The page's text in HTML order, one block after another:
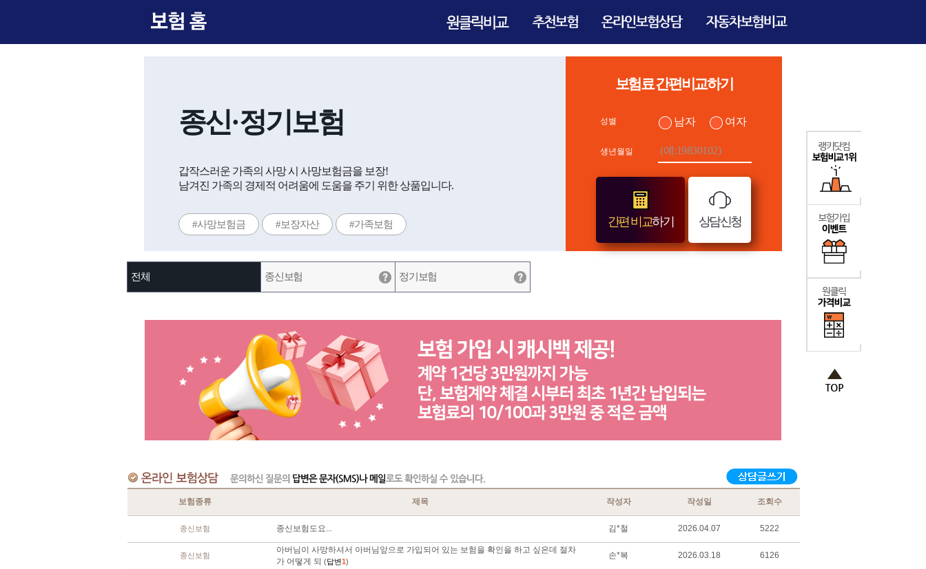
종신·정기보험
갑작스러운 가족의 사망 시 사망보험금을 보장!
남겨진 가족의 경제적 어려움에 도움을 주기 위한 상품입니다.
#사망보험금 #보장자산 #가족보험
보험료 간편비교하기
성별 남자 여자
생년월일
간편 비교하기 상담신청
전체 종신보험 정기보험